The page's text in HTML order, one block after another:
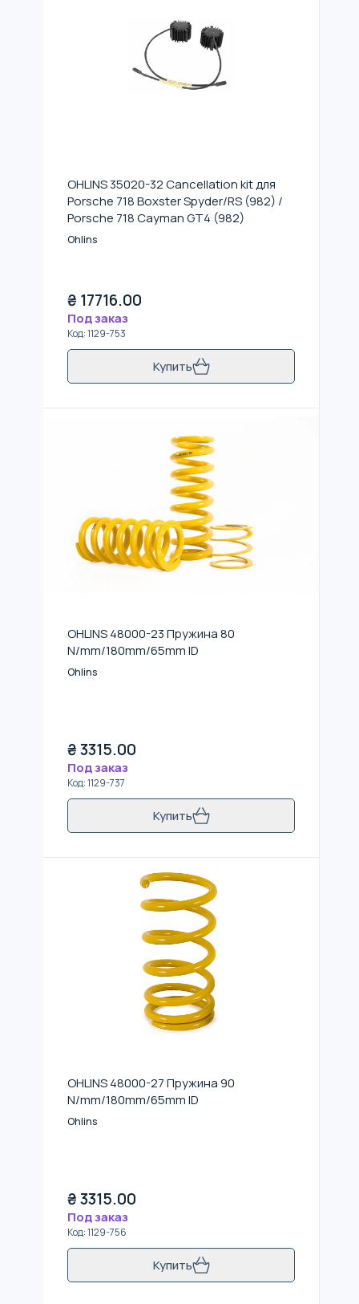
OHLINS 35020-32 Cancellation kit для
Porsche 718 Boxster Spyder/RS (982) /
Porsche 718 Cayman GT4 (982)
Ohlins
₴ 17716.00
Под заказ
Код:1129-753
Купить
OHLINS 48000-23 Пружина 80
N/mm/180mm/65mm ID
Ohlins
₴3315.00
Под заказ
Код:1129-737
Купить
OHLINS 48000-27 Пружина 90
N/mm/180mm/65mm ID
Ohlins
₴3315.00
Под заказ
Код:1129-756
Купить